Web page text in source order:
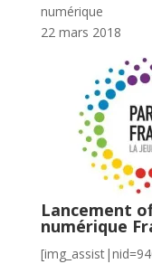
numérique
22 mars 2018
Lancement
numérique